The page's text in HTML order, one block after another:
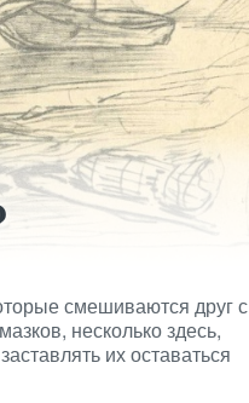
смешиваются друг с
несколько здесь,
их оставаться